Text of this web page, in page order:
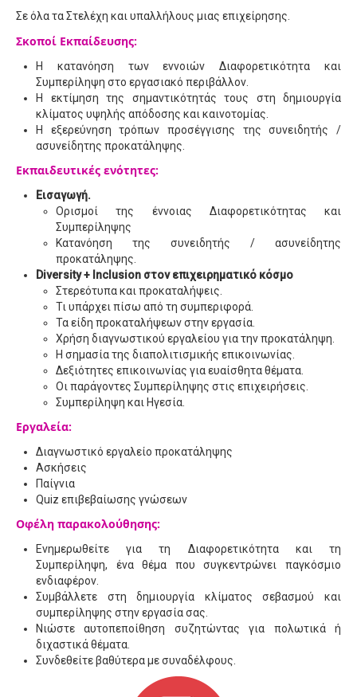
Σε όλα τα Στελέχη και υπαλλήλους μιας επιχείρησης.
Σκοποί Εκπαίδευσης:
Η κατανόηση των εννοιών Διαφορετικότητα και
Συμπερίληψη στο εργασιακό περιβάλλον.
Η εκτίμηση της σημαντικότητάς τους στη δημιουργία
κλίματος υψηλής απόδοσης και καινοτομίας.
Η εξερεύνηση τρόπων προσέγγισης της συνειδητής /
ασυνείδητης προκατάληψης.
Εκπαιδευτικές ενότητες:
Εισαγωγή.
Ορισμοί της έννοιας Διαφορετικότητας και
Συμπερίληψης
Κατανόηση της συνειδητής / ασυνείδητης
προκατάληψης.
Diversity + Inclusion στον επιχειρηματικό κόσμο
Στερεότυπα και προκαταλήψεις.
Τι υπάρχει πίσω από τη συμπεριφορά.
Τα είδη προκαταλήψεων στην εργασία.
Χρήση διαγνωστικού εργαλείου για την προκατάληψη.
Η σημασία της διαπολιτισμικής επικοινωνίας.
Δεξιότητες επικοινωνίας για ευαίσθητα θέματα.
Οι παράγοντες Συμπερίληψης στις επιχειρήσεις.
Συμπερίληψη και Ηγεσία.
Εργαλεία:
Διαγνωστικό εργαλείο προκατάληψης
Ασκήσεις
Παίγνια
Quiz επιβεβαίωσης γνώσεων
Οφέλη παρακολούθησης:
Ενημερωθείτε για τη Διαφορετικότητα και τη
Συμπερίληψη, ένα θέμα που συγκεντρώνει παγκόσμιο
ενδιαφέρον.
Συμβάλλετε στη δημιουργία κλίματος σεβασμού και
συμπερίληψης στην εργασία σας.
Νιώστε αυτοπεποίθηση συζητώντας για πολωτικά ή
διχαστικά θέματα.
Συνδεθείτε βαθύτερα με συναδέλφους.